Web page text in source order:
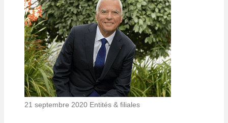
21 septembre 2020 Entités & filiales